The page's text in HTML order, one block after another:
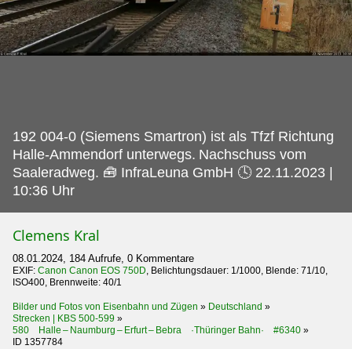
192 004-0 (Siemens Smartron) ist als Tfzf Richtung
Halle-Ammendorf unterwegs. Nachschuss vom
Saaleradweg. 🧰 InfraLeuna GmbH 🕓 22.11.2023 |
10:36 Uhr
Clemens Kral
08.01.2024, 184 Aufrufe, 0 Kommentare
EXIF: Canon Canon EOS 750D, Belichtungsdauer: 1/1000, Blende: 71/10,
ISO400, Brennweite: 40/1
Bilder und Fotos von Eisenbahn und Zügen » Deutschland »
Strecken | KBS 500-599 »
580 Halle – Naumburg – Erfurt – Bebra ·Thüringer Bahn· #6340 »
ID 1357784